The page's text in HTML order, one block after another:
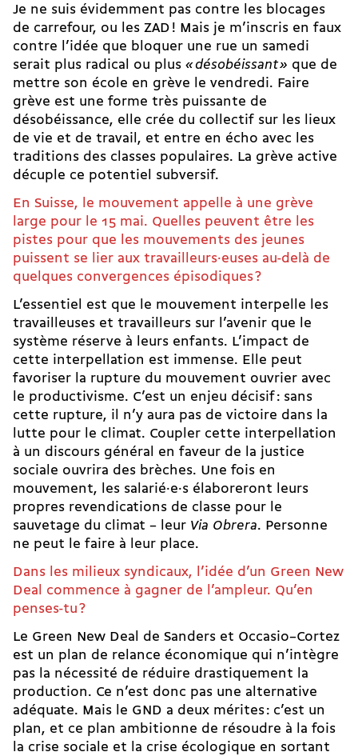
Je ne suis évidemment pas contre les blocages
de carrefour, ou les ZAD ! Mais je m’inscris en faux
contre l’idée que bloquer une rue un samedi
serait plus radical ou plus « désobéissant » que de
mettre son école en grève le vendredi. Faire
grève est une forme très puissante de
désobéissance, elle crée du collectif sur les lieux
de vie et de travail, et entre en écho avec les
traditions des classes populaires. La grève active
décuple ce potentiel subversif.
En Suisse, le mouvement appelle à une grève
large pour le 15 mai. Quelles peuvent être les
pistes pour que les mouvements des jeunes
puissent se lier aux travailleurs·euses au-delà de
quelques convergences épisodiques ?
L’essentiel est que le mouvement interpelle les
travailleuses et travailleurs sur l’avenir que le
système réserve à leurs enfants. L’impact de
cette interpellation est immense. Elle peut
favoriser la rupture du mouvement ouvrier avec
le productivisme. C’est un enjeu décisif : sans
cette rupture, il n’y aura pas de victoire dans la
lutte pour le climat. Coupler cette interpellation
à un discours général en faveur de la justice
sociale ouvrira des brèches. Une fois en
mouvement, les salarié·e·s élaboreront leurs
propres revendications de classe pour le
sauvetage du climat – leur Via Obrera. Personne
ne peut le faire à leur place.
Dans les milieux syndicaux, l’idée d’un Green New
Deal commence à gagner de l’ampleur. Qu’en
penses-tu ?
Le Green New Deal de Sanders et Occasio–Cortez
est un plan de relance économique qui n’intègre
pas la nécessité de réduire drastiquement la
production. Ce n’est donc pas une alternative
adéquate. Mais le GND a deux mérites : c’est un
plan, et ce plan ambitionne de résoudre à la fois
la crise sociale et la crise écologique en sortant